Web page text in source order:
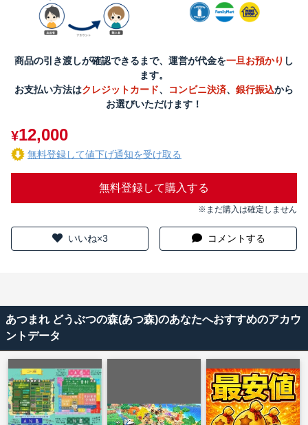
商品の引き渡しが確認できるまで、運営が代金を一旦お預かり し
ます。
お支払い方法はクレジットカード、 コンビニ決済、 銀行振込から
お選びいただけます！
¥12,000
無料登録して値下げ通知を受け取る
無料登録して購入する
※まだ購入は確定しません
いいね×3 コメントする
あつまれ どうぶつの森(あつ森)のあなたへおすすめのアカウ
ントデータ